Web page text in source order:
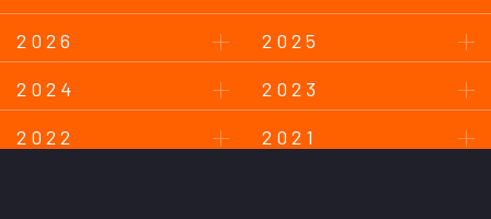
2026
2025
2024
2023
2022
2021